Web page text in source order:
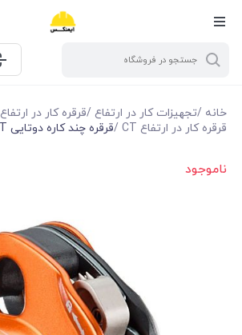
خانه /تجهیزات کار در ارتفاع /قرقره کار در ارتفاع
قرقره کار در ارتفاع CT
/قرقره چند کاره دوتایی CT مدل CT Up LOCK
ناموجود